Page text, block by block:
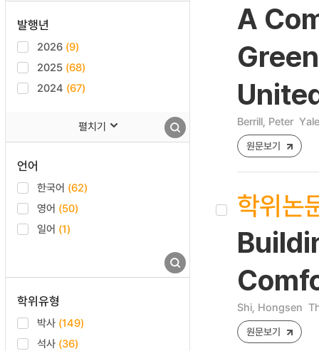
발행년
2026 (9)
2025 (68)
2024 (67)
펼치기
언어
한국어 (62)
영어 (50)
일어 (1)
학위유형
박사 (149)
석사 (36)
A
Berrill, Peter
원문보기
학위논
Shi, Hongsen
원문보기